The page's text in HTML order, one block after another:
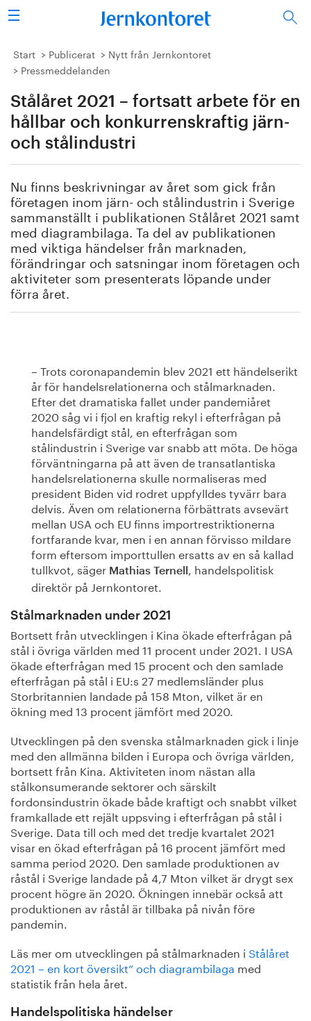
Sök
Stålindustrin
Forskning/utbildning
Vi tycker
Publicerat
Bildbank
Om oss
Start Publicerat
Nytt från Jernkontoret
Pressmeddelanden
Stålåret 2021 – fortsatt arbete för en
hållbar och konkurrenskraftig järn-
och stålindustri
Nu finns beskrivningar av året som gick från
företagen inom järn- och stålindustrin i Sverige
sammanställt i publikationen Stålåret 2021 samt
med diagrambilaga. Ta del av publikationen
med viktiga händelser från marknaden,
förändringar och satsningar inom företagen och
aktiviteter som presenterats löpande under
förra året.
– Trots coronapandemin blev 2021 ett händelserikt
år för handelsrelationerna och stålmarknaden.
Efter det dramatiska fallet under pandemiåret
2020 såg vi i fjol en kraftig rekyl i efterfrågan på
handelsfärdigt stål, en efterfrågan som
stålindustrin i Sverige var snabb att möta. De höga
förväntningarna på att även de transatlantiska
handelsrelationerna skulle normaliseras med
president Biden vid rodret uppfylldes tyvärr bara
delvis. Även om relationerna förbättrats avsevärt
mellan USA och EU finns importrestriktionerna
fortfarande kvar, men i en annan förvisso mildare
form eftersom importtullen ersatts av en så kallad
tullkvot, säger Mathias Ternell
, handelspolitisk
direktör på Jernkontoret.
Stålmarknaden under 2021
Bortsett från utvecklingen i Kina ökade efterfrågan på
stål i övriga världen med 11 procent under 2021. I USA
ökade efterfrågan med 15 procent och den samlade
efterfrågan på stål i EU:s 27 medlemsländer plus
Storbritannien landade på 158 Mton, vilket är en
ökning med 13 procent jämfört med 2020.
Utvecklingen på den svenska stålmarknaden gick i linje
med den allmänna bilden i Europa och övriga världen,
bortsett från Kina. Aktiviteten inom nästan alla
stålkonsumerande sektorer och särskilt
fordonsindustrin ökade både kraftigt och snabbt vilket
framkallade ett rejält uppsving i efterfrågan på stål i
Sverige. Data till och med det tredje kvartalet 2021
visar en ökad efterfrågan på 16 procent jämfört med
samma period 2020. Den samlade produktionen av
råstål i Sverige landade på 4,7 Mton vilket är drygt sex
procent högre än 2020. Ökningen innebär också att
produktionen av råstål är tillbaka på nivån före
pandemin.
Läs mer om utvecklingen på stålmarknaden i Stålåret
2021 – en kort översikt” och diagrambilaga med
statistik från hela året.
Handelspolitiska händelser